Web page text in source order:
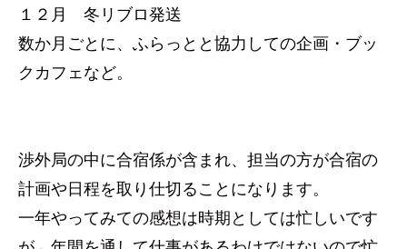
１２月 冬リブロ発送
数か月ごとに、ふらっとと協力しての企画・ブッ
クカフェなど。
渉外局の中に合宿係が含まれ、担当の方が合宿の
計画や日程を取り仕切ることになります。
一年やってみての感想は時期としては忙しいです